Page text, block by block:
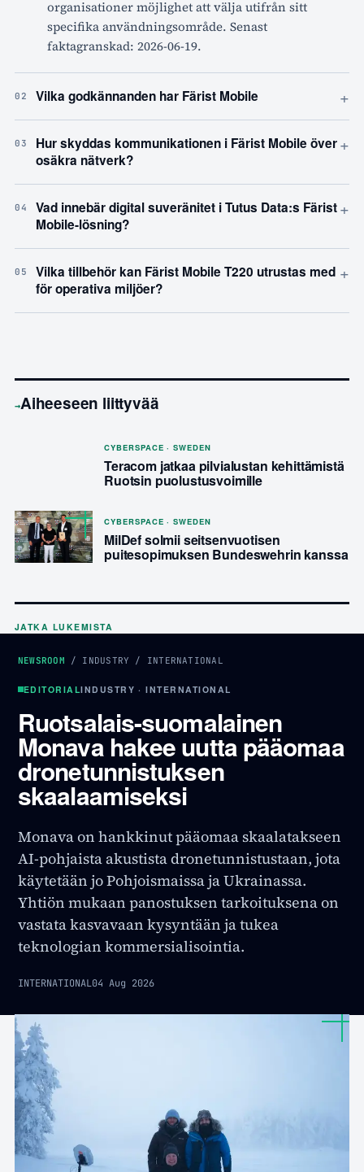
organisationer möjlighet att välja utifrån sitt
specifika användningsområde. Senast
faktagranskad: 2026-06-19.
02 Vilka godkännanden har Färist Mobile +
03
Hur skyddas kommunikationen i Färist Mobile över
osäkra nätverk?
+
04
Vad innebär digital suveränitet i Tutus Data:s Färist
Mobile-lösning?
+
05
Vilka tillbehör kan Färist Mobile T220 utrustas med
för operativa miljöer?
+
→Aiheeseen liittyvää
CYBERSPACE · SWEDEN
Teracom jatkaa pilvialustan kehittämistä
Ruotsin puolustusvoimille
CYBERSPACE · SWEDEN
MilDef solmii seitsenvuotisen
puitesopimuksen Bundeswehrin kanssa
JATKA LUKEMISTA
NEWSROOM / INDUSTRY / INTERNATIONAL
EDITORIALINDUSTRY · INTERNATIONAL
Ruotsalais-suomalainen
Monava hakee uutta pääomaa
dronetunnistuksen
skaalaamiseksi
Monava on hankkinut pääomaa skaalatakseen
AI-pohjaista akustista dronetunnistustaan, jota
käytetään jo Pohjoismaissa ja Ukrainassa.
Yhtiön mukaan panostuksen tarkoituksena on
vastata kasvavaan kysyntään ja tukea
teknologian kommersialisointia.
INTERNATIONAL04 Aug 2026